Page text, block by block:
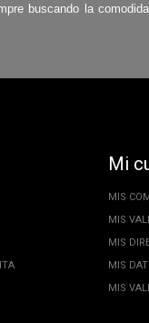
buscando la
Mi
MIS
MIS
MIS
MIS
MIS